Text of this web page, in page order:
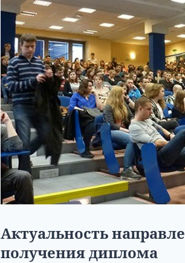
Актуальность
получения диплома